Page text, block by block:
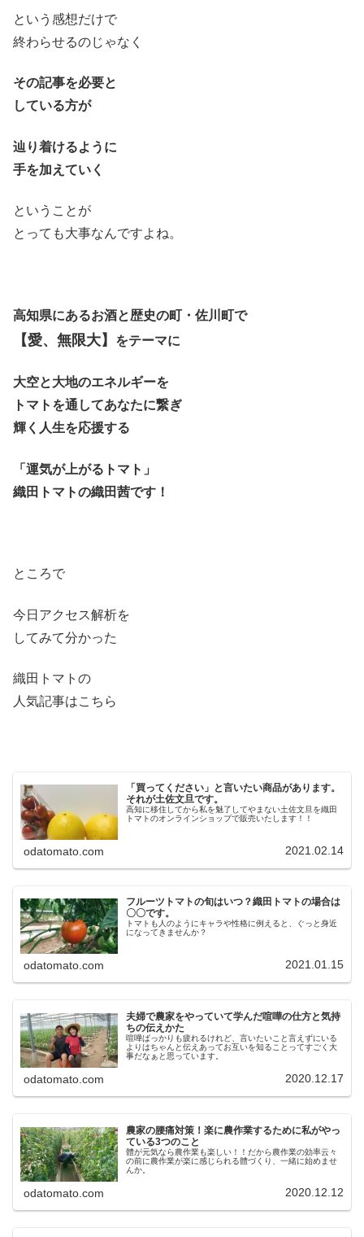
という感想だけで
終わらせるのじゃなく
その記事を必要と
している方が
辿り着けるように
手を加えていく
ということが
とっても大事なんですよね。
高知県にあるお酒と歴史の町・佐川町で
【愛、無限大】 をテーマに
大空と大地のエネルギーを
トマトを通してあなたに繋ぎ
輝く人生を応援する
「運気が上がるトマト」
織田トマトの織田茜です！
ところで
今日アクセス解析を
してみて分かった
織田トマトの
人気記事はこちら
「買ってください」と言いたい商品があります。
それが土佐文旦です。
高知に移住してから私を魅了してやまない土佐文旦を織田
トマトのオンラインショップで販売いたします！！
odatomato.com 2021.02.14
フルーツトマトの旬はいつ？織田トマトの場合は
〇〇です。
トマトも人のようにキャラや性格に例えると、ぐっと身近
になってきませんか？
odatomato.com 2021.01.15
夫婦で農家をやっていて学んだ喧嘩の仕方と気持
ちの伝えかた
喧嘩ばっかりも疲れるけれど、言いたいこと言えずにいる
よりはちゃんと伝えあってお互いを知ることってすごく大
事だなぁと思っています。
odatomato.com 2020.12.17
農家の腰痛対策！楽に農作業するために私がやっ
ている3つのこと
體が元気なら農作業も楽しい！！だから農作業の効率云々
の前に農作業が楽に感じられる體づくり、一緒に始めませ
んか。
odatomato.com 2020.12.12